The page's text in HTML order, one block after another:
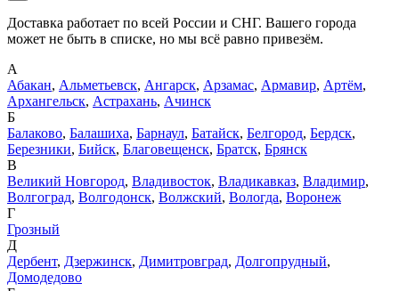
Доставка работает по всей России и СНГ. Вашего города
может не быть в списке, но мы всё равно привезём.
А
Абакан, Альметьевск, Ангарск, Арзамас, Армавир, Артём,
Архангельск, Астрахань, Ачинск
Б
Балаково, Балашиха, Барнаул, Батайск, Белгород, Бердск,
Березники, Бийск, Благовещенск, Братск, Брянск
В
Великий Новгород, Владивосток, Владикавказ, Владимир,
Волгоград, Волгодонск, Волжский, Вологда, Воронеж
Г
Грозный
Д
Дербент, Дзержинск, Димитровград, Долгопрудный,
Домодедово